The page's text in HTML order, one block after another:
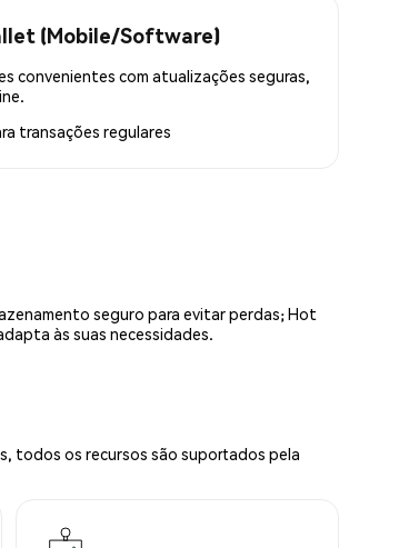
(Mobile/Software)
convenientes com atualizações seguras,
transações regulares
seguro para evitar perdas; Hot
às suas necessidades.
todos os recursos são suportados pela